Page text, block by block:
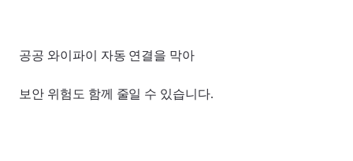
공공 와이파이 자동 연결을 막아
보안 위험도 함께 줄일 수 있습니다.